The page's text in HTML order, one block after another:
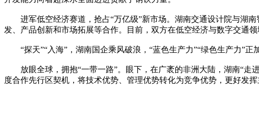
进军低空经济赛道，抢占“万亿级”新市场。湖南交通设计院与湖南
发、产品创新和市场拓展等合作。目前，双方在低空经济与数字交通
“探天”“入海”，湖南国企乘风破浪，“蓝色生产力”“绿色生产力”正
放眼全球，拥抱“一带一路”。眼下，在广袤的非洲大陆，湖南“走
度合作先行区契机，将技术优势、管理优势转化为竞争优势，更好发